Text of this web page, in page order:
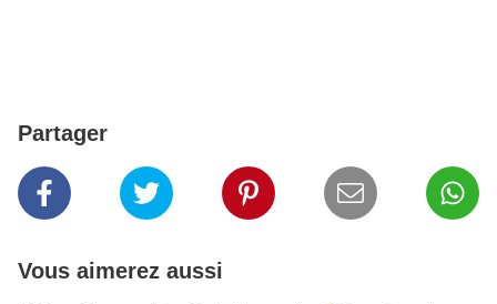
Partager
Vous aimerez aussi